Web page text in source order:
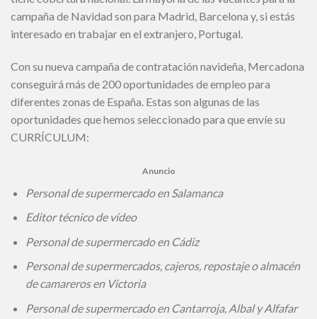
campaña de Navidad son para Madrid, Barcelona y, si estás
interesado en trabajar en el extranjero, Portugal.
Con su nueva campaña de contratación navideña, Mercadona
conseguirá más de 200 oportunidades de empleo para
diferentes zonas de España. Estas son algunas de las
oportunidades que hemos seleccionado para que envíe su
CURRÍCULUM:
Anuncio
Personal de supermercado en Salamanca
Editor técnico de vídeo
Personal de supermercado en Cádiz
Personal de supermercados, cajeros, repostaje o almacén
de camareros en Victoria
Personal de supermercado en Cantarroja, Albal y Alfafar